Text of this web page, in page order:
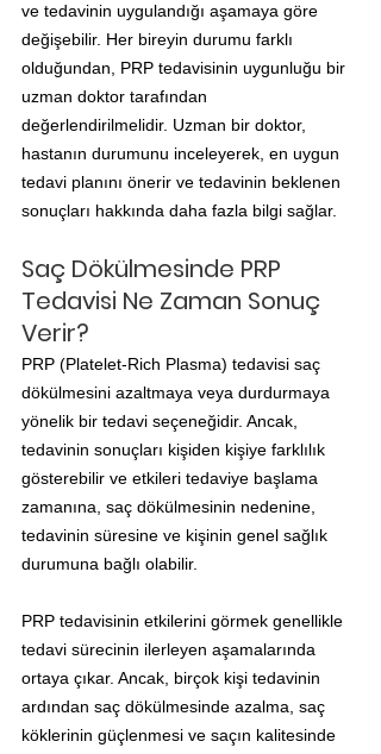
ve tedavinin uygulandığı aşamaya göre
değişebilir. Her bireyin durumu farklı
olduğundan, PRP tedavisinin uygunluğu bir
uzman doktor tarafından
değerlendirilmelidir. Uzman bir doktor,
hastanın durumunu inceleyerek, en uygun
tedavi planını önerir ve tedavinin beklenen
sonuçları hakkında daha fazla bilgi sağlar.
Saç Dökülmesinde PRP
Tedavisi Ne Zaman Sonuç
Verir?
PRP (Platelet-Rich Plasma) tedavisi saç
dökülmesini azaltmaya veya durdurmaya
yönelik bir tedavi seçeneğidir. Ancak,
tedavinin sonuçları kişiden kişiye farklılık
gösterebilir ve etkileri tedaviye başlama
zamanına, saç dökülmesinin nedenine,
tedavinin süresine ve kişinin genel sağlık
durumuna bağlı olabilir.
PRP tedavisinin etkilerini görmek genellikle
tedavi sürecinin ilerleyen aşamalarında
ortaya çıkar. Ancak, birçok kişi tedavinin
ardından saç dökülmesinde azalma, saç
köklerinin güçlenmesi ve saçın kalitesinde